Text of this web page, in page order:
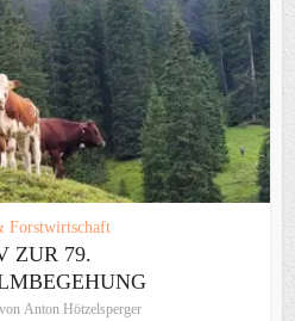
Forstwirtschaft
ZUR 79.
von Anton Hötzelsperger